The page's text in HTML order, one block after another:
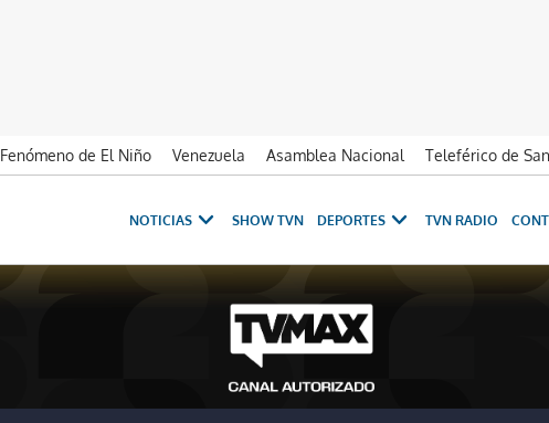
Fenómeno de El Niño Venezuela Asamblea Nacional
Teleférico de
NOTICIAS SHOW TVN DEPORTES TVN RADIO